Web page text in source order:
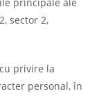
sector 2,
privire la
personal, în